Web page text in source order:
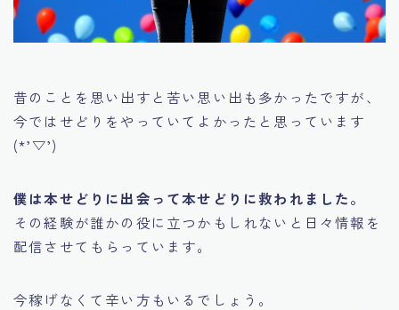
昔のことを思い出すと苦い思い出も多かったですが、
今ではせどりをやっていてよかったと思っています
(*’▽’)
僕は本せどりに出会って本せどりに救われました。
その経験が誰かの役に立つかもしれないと日々情報を
配信させてもらっています。
今稼げなくて辛い方もいるでしょう。